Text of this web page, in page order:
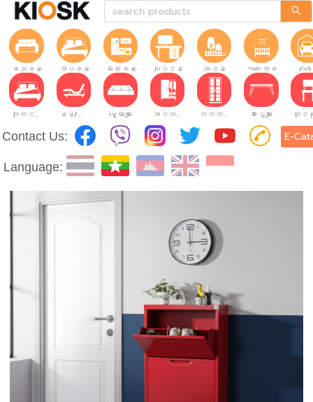
ဧည့်ခန်း အိပ်ခန်း မီးဖိုခန်း လုပ်ငန်းခွင် ခြံဝန်း ကလေးအခန်း ဂိုဒ
ကုတင်များ နိမ့်/မြင့်ချိန်ညှိနိုင်သော ကုတင်များ မွေ့ယာများ အဝတ်အစားဗီဒိုများ ကက်ဘိနက်ဗီဒိုများ စားပွဲများ
Contact Us: E-
Language: